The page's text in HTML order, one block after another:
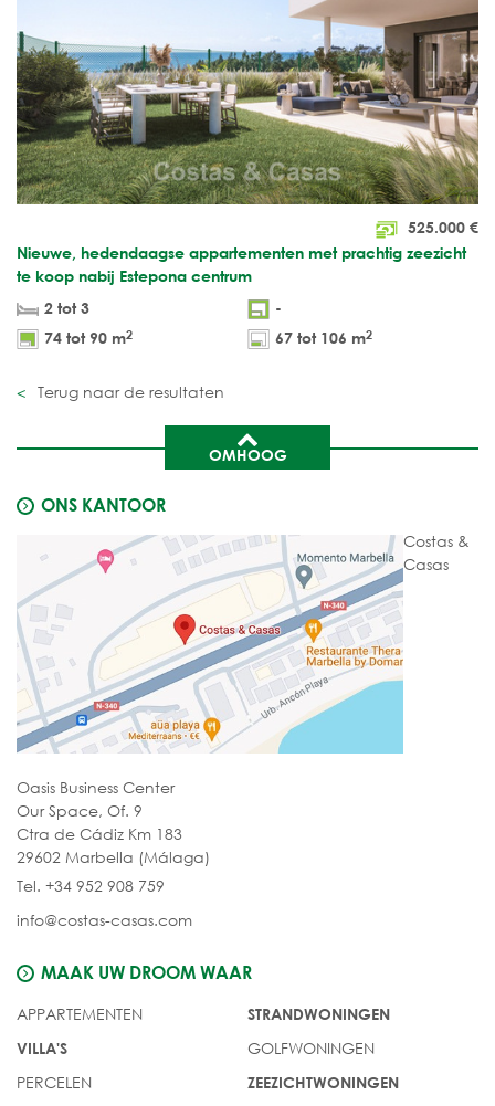
525.000 €
Nieuwe, hedendaagse appartementen met prachtig zeezicht
te koop nabij Estepona centrum
2 tot 3
-
74 tot 90 m2 67 tot 106 m2
Terug naar de resultaten
OMHOOG
ONS KANTOOR
Costas &
Casas
Oasis Business Center
Our Space, Of. 9
Ctra de Cádiz Km 183
29602 Marbella (Málaga)
Tel. +34 952 908 759
info@costas-casas.com
MAAK UW DROOM WAAR
APPARTEMENTEN
VILLA'S
PERCELEN
STRANDWONINGEN
GOLFWONINGEN
ZEEZICHTWONINGEN